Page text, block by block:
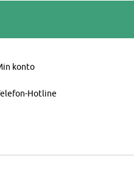
konto
Hotline